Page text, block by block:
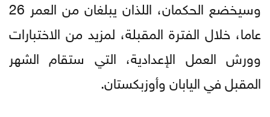
وسيخضع الحكمان، اللذان يبلغان من العمر 26
عاما، خلال الفترة المقبلة، لمزيد من الاختبارات
وورش العمل الإعدادية، التي ستقام الشهر
المقبل في اليابان وأوزبكستان.